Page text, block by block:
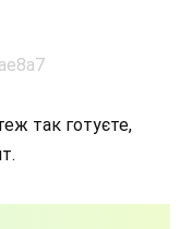
так готуєте,